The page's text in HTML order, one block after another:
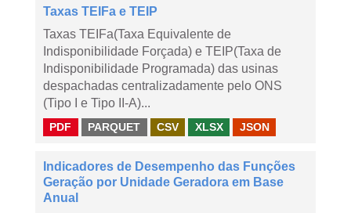
Taxas TEIFa e TEIP
Taxas TEIFa(Taxa Equivalente de
Indisponibilidade Forçada) e TEIP(Taxa de
Indisponibilidade Programada) das usinas
despachadas centralizadamente pelo ONS
(Tipo I e Tipo II-A)...
PDF PARQUET CSV XLSX JSON
Indicadores de Desempenho das Funções
Geração por Unidade Geradora em Base
Anual